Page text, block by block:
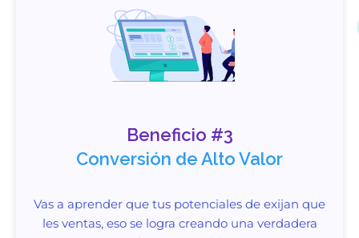
Beneficio #3
Conversión de Alto Valor
Vas a aprender que tus potenciales de exijan que
les ventas, eso se logra creando una verdadera